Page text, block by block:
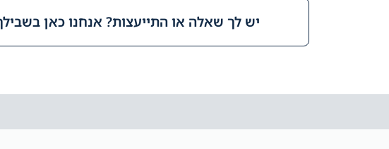
יש לך שאלה או התייעצות? אנחנו כאן